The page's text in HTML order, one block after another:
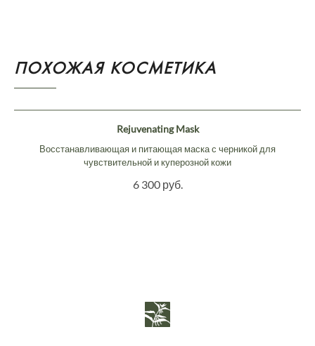
ПОХОЖАЯ КОСМЕТИКА
Rejuvenating Mask
Восстанавливающая и питающая маска с черникой для
чувствительной и куперозной кожи
6 300 руб.